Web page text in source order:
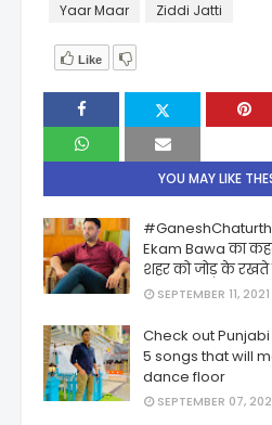
Yaar Maar
Ziddi Jatti
Like
YOU MAY LIKE
Ekam Bawa का
शहर को जोड़ के रखते
SEPTEMBER 11, 2021
Check out
5 songs that will
dance floor
SEPTEMBER 07,